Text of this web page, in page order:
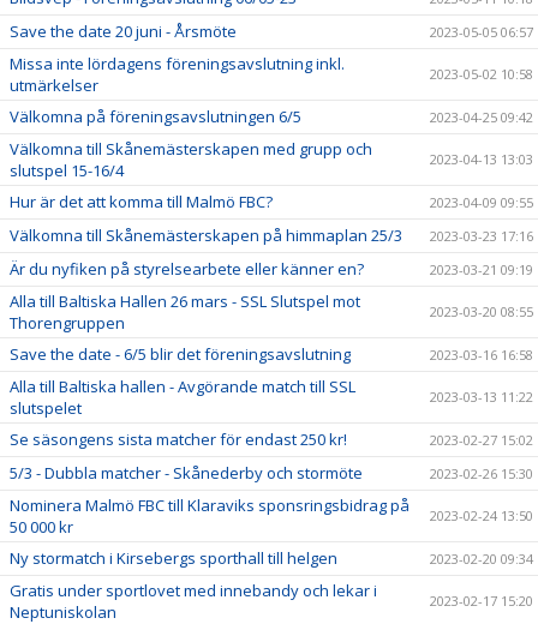
Save the date 20 juni - Årsmöte 2023-05-05 06:57
Missa inte lördagens föreningsavslutning inkl.
utmärkelser
2023-05-02 10:58
Välkomna på föreningsavslutningen 6/5 2023-04-25 09:42
Välkomna till Skånemästerskapen med grupp och
slutspel 15-16/4
2023-04-13 13:03
Hur är det att komma till Malmö FBC? 2023-04-09 09:55
Välkomna till Skånemästerskapen på himmaplan 25/3 2023-03-23 17:16
Är du nyfiken på styrelsearbete eller känner en? 2023-03-21 09:19
Alla till Baltiska Hallen 26 mars - SSL Slutspel mot
Thorengruppen
2023-03-20 08:55
Save the date - 6/5 blir det föreningsavslutning 2023-03-16 16:58
Alla till Baltiska hallen - Avgörande match till SSL
slutspelet
2023-03-13 11:22
Se säsongens sista matcher för endast 250 kr! 2023-02-27 15:02
5/3 - Dubbla matcher - Skånederby och stormöte 2023-02-26 15:30
Nominera Malmö FBC till Klaraviks sponsringsbidrag på
50 000 kr
2023-02-24 13:50
Ny stormatch i Kirsebergs sporthall till helgen 2023-02-20 09:34
Gratis under sportlovet med innebandy och lekar i
Neptuniskolan
2023-02-17 15:20